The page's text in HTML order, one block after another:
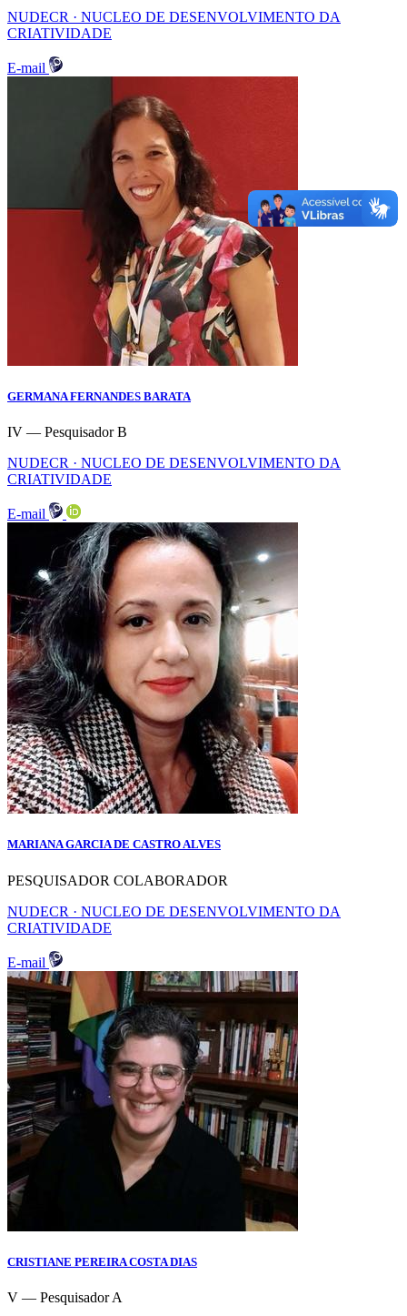
NUDECR · NUCLEO DE DESENVOLVIMENTO DA
CRIATIVIDADE
E-mail
GERMANA FERNANDES BARATA
IV — Pesquisador B
NUDECR · NUCLEO DE DESENVOLVIMENTO DA
CRIATIVIDADE
E-mail
MARIANA GARCIA DE CASTRO ALVES
PESQUISADOR COLABORADOR
NUDECR · NUCLEO DE DESENVOLVIMENTO DA
CRIATIVIDADE
E-mail
CRISTIANE PEREIRA COSTA DIAS
V — Pesquisador A